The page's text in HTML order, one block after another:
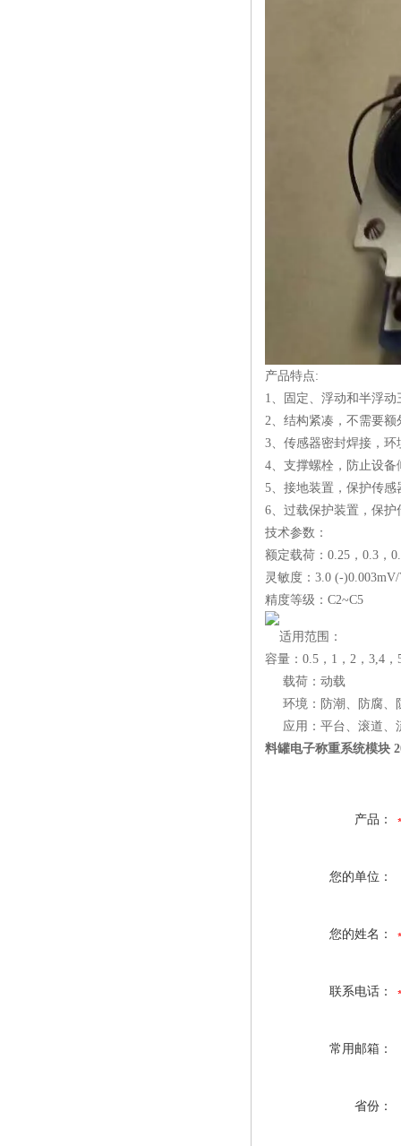
产品特点:
1、固定、浮动和半浮
2、结构紧凑，不需要额
3、传感器密封焊接，环
4、支撑螺栓，防止设
5、接地装置，保护传
6、过载保护装置，保
技术参数：
额定载荷：0.25，0.3，
灵敏度：3.0 (-
精度等级：C2~C5
适用范围：
容量：0.5，1，2，3,4，
载荷：动载
环境：防潮、防腐、
应用：平台、滚道、
料罐电子称重系统模块
产品：
您的单位：
您的姓名：
联系电话：
常用邮箱：
省份：